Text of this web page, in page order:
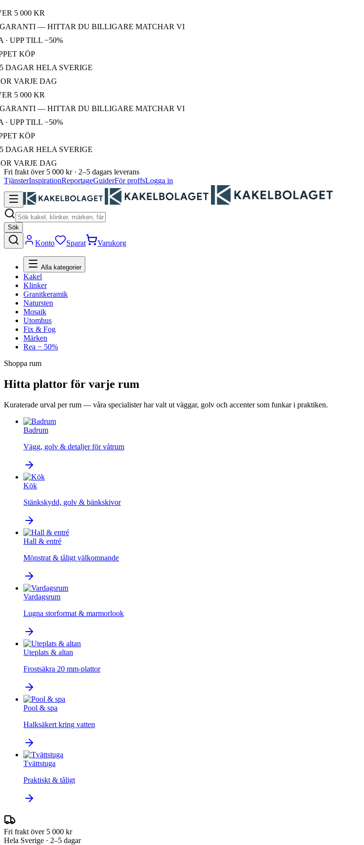
5 000 KR
— HITTAR DU BILLIGARE MATCHAR VI
UPP TILL −50%
KÖP
HELA SVERIGE
VARJE DAG
5 000 KR
— HITTAR DU BILLIGARE MATCHAR VI
UPP TILL −50%
KÖP
HELA SVERIGE
VARJE DAG
Fri frakt över 5 000 kr · 2–5 dagars leverans
TjänsterInspirationReportageGuiderFör proffsLogga in
Sök
Konto Sparat Varukorg
Alla kategorier
Kakel
Klinker
Granitkeramik
Natursten
Mosaik
Utomhus
Fix & Fog
Märken
Rea − 50%
Shoppa rum
Hitta plattor för varje rum
Kuraterade urval per rum — våra specialister har valt ut väggar, golv och accenter som funkar i praktiken.
Badrum
Vägg, golv & detaljer för våtrum
Kök
Stänkskydd, golv & bänkskivor
Hall & entré
Mönstrat & tåligt välkomnande
Vardagsrum
Lugna storformat & marmorlook
Uteplats & altan
Frostsäkra 20 mm-plattor
Pool & spa
Halksäkert kring vatten
Tvättstuga
Praktiskt & tåligt
Fri frakt över 5 000 kr
Hela Sverige · 2–5 dagar